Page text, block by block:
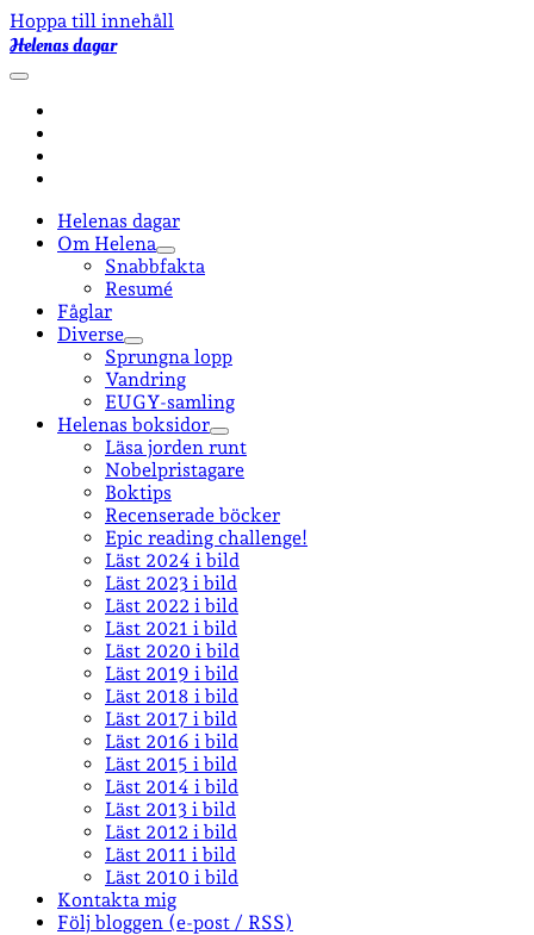
Hoppa till innehåll
Helenas dagar
öppna
Helenas dagar
Om Helena
öppna
undermeny
Snabbfakta
Resumé
Fåglar
Diverse
öppna
undermeny
Sprungna lopp
Vandring
EUGY-samling
Helenas boksidor
öppna
undermeny
Läsa jorden runt
Nobelpristagare
Boktips
Recenserade böcker
Epic reading challenge!
Läst 2024 i bild
Läst 2023 i bild
Läst 2022 i bild
Läst 2021 i bild
Läst 2020 i bild
Läst 2019 i bild
Läst 2018 i bild
Läst 2017 i bild
Läst 2016 i bild
Läst 2015 i bild
Läst 2014 i bild
Läst 2013 i bild
Läst 2012 i bild
Läst 2011 i bild
Läst 2010 i bild
Kontakta mig
Följ bloggen (e-post / RSS)